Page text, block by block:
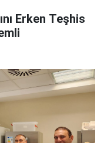
Erken Teşhis